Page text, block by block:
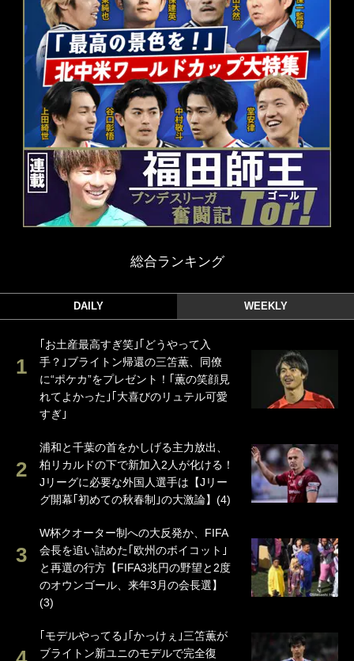
総合ランキング
DAILY WEEKLY
｢お土産最高すぎ笑｣｢どうやって入
手？｣ブライトン帰還の三笘薫、同僚
に“ポケカ”をプレゼント！｢薫の笑顔見
れてよかった｣｢大喜びのリュテル可愛
すぎ｣
浦和と千葉の首をかしげる主力放出、
柏リカルドの下で新加入2人が化ける！
Jリーグに必要な外国人選手は【Jリー
グ開幕｢初めての秋春制｣の大激論】(4)
W杯クオーター制への大反発か、FIFA
会長を追い詰めた｢欧州のボイコット｣
と再選の行方【FIFA3兆円の野望と2度
のオウンゴール、来年3月の会長選】
(3)
｢モデルやってる｣｢かっけぇ｣三笘薫が
ブライトン新ユニのモデルで完全復